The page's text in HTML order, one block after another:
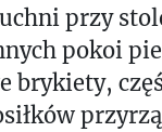
przy
pokoi
brykiety,